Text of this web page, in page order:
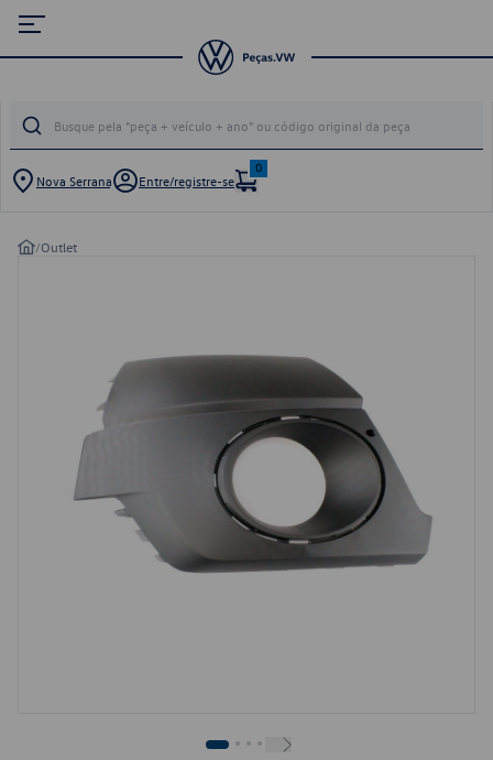
Nova Serrana Entre/registre-se
0
/Outlet